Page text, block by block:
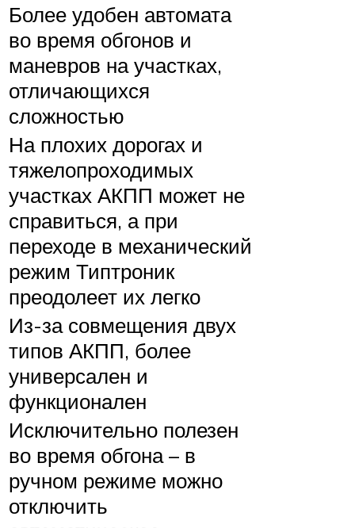
Более удобен автомата
во время обгонов и
маневров на участках,
отличающихся
сложностью
На плохих дорогах и
тяжелопроходимых
участках АКПП может не
справиться, а при
переходе в механический
режим Типтроник
преодолеет их легко
Из-за совмещения двух
типов АКПП, более
универсален и
функционален
Исключительно полезен
во время обгона – в
ручном режиме можно
отключить